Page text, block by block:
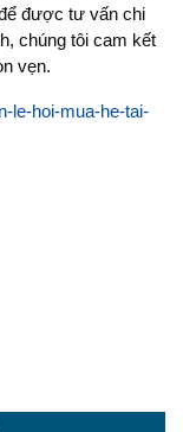
được tư vấn chi
chúng tôi cam kết
vẹn.
le-hoi-mua-he-tai-